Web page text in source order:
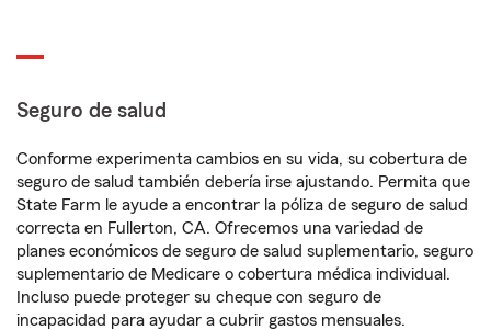
Seguro de salud
Conforme experimenta cambios en su vida, su cobertura de
seguro de salud también debería irse ajustando. Permita que
State Farm le ayude a encontrar la póliza de seguro de salud
correcta en Fullerton, CA. Ofrecemos una variedad de
planes económicos de seguro de salud suplementario, seguro
suplementario de Medicare o cobertura médica individual.
Incluso puede proteger su cheque con seguro de
incapacidad para ayudar a cubrir gastos mensuales.